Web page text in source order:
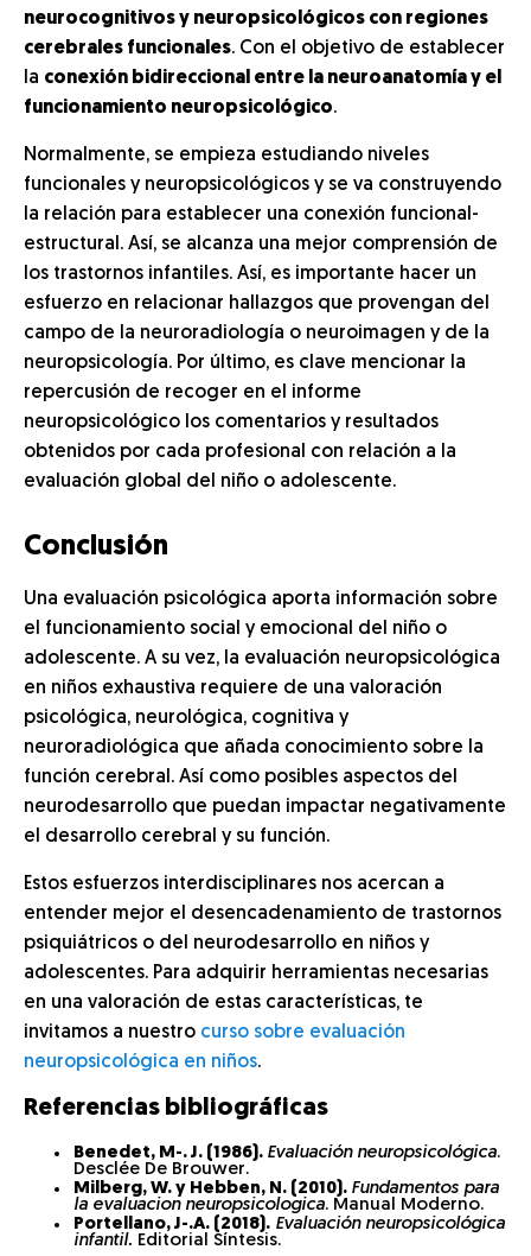
neurocognitivos y neuropsicológicos con regiones
cerebrales funcionales. Con el objetivo de establecer
la conexión bidireccional entre la neuroanatomía y el
funcionamiento neuropsicológico.
Normalmente, se empieza estudiando niveles
funcionales y neuropsicológicos y se va construyendo
la relación para establecer una conexión funcional-
estructural. Así, se alcanza una mejor comprensión de
los trastornos infantiles. Así, es importante hacer un
esfuerzo en relacionar hallazgos que provengan del
campo de la neuroradiología o neuroimagen y de la
neuropsicología. Por último, es clave mencionar la
repercusión de recoger en el informe
neuropsicológico los comentarios y resultados
obtenidos por cada profesional con relación a la
evaluación global del niño o adolescente.
Conclusión
Una evaluación psicológica aporta información sobre
el funcionamiento social y emocional del niño o
adolescente. A su vez, la evaluación neuropsicológica
en niños exhaustiva requiere de una valoración
psicológica, neurológica, cognitiva y
neuroradiológica que añada conocimiento sobre la
función cerebral. Así como posibles aspectos del
neurodesarrollo que puedan impactar negativamente
el desarrollo cerebral y su función.
Estos esfuerzos interdisciplinares nos acercan a
entender mejor el desencadenamiento de trastornos
psiquiátricos o del neurodesarrollo en niños y
adolescentes. Para adquirir herramientas necesarias
en una valoración de estas características, te
invitamos a nuestro curso sobre evaluación
neuropsicológica en niños.
Referencias bibliográficas
Benedet, M-. J. (1986). Evaluación neuropsicológica.
Desclée De Brouwer.
Milberg, W. y Hebben, N. (2010). Fundamentos para
la evaluacion neuropsicologica. Manual Moderno.
Portellano, J-.A. (2018). Evaluación neuropsicológica
infantil. Editorial Síntesis.